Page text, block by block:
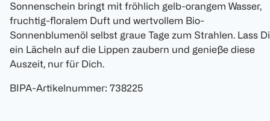
Sonnenschein bringt mit fröhlich gelb-orangem Wasser,
fruchtig-floralem Duft und wertvollem Bio-
Sonnenblumenöl selbst graue Tage zum Strahlen. Lass
ein Lächeln auf die Lippen zaubern und genieße diese
Auszeit, nur für Dich.
BIPA-Artikelnummer: 738225